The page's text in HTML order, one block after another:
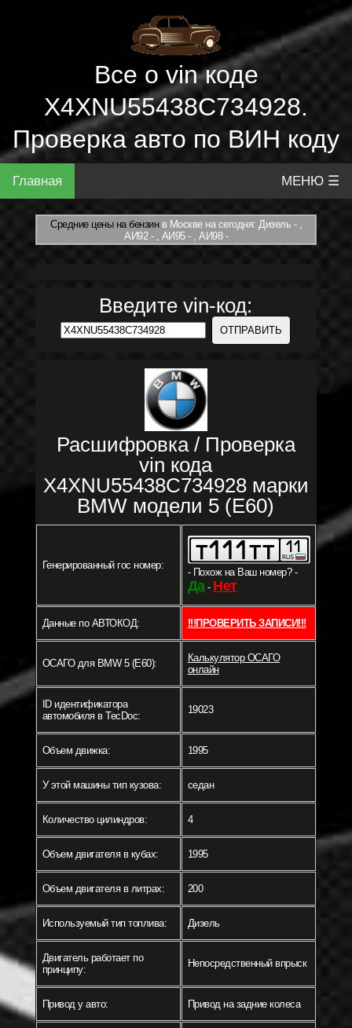
Все о vin коде
X4XNU55438C734928.
Проверка авто по ВИН коду
Главная МЕНЮ ☰
Средние цены на бензинв Москве на сегодня: Дизель - ,
АИ92 - , АИ95 - , АИ98 -
Введите vin-код:
Расшифровка / Проверка
vin кода
X4XNU55438C734928 марки
BMW модели 5 (E60)
Генерированный гос номер:
- Похож на Ваш номер? -
Да- Нет
Данные по АВТОКОД: !!!ПРОВЕРИТЬ ЗАПИСИ!!!
ОСАГО для BMW 5 (E60):
Калькулятор ОСАГО
онлайн
ID идентификатора
автомобиля в TecDoc:
19023
Объем движка: 1995
У этой машины тип кузова: седан
Количество цилиндров: 4
Объем двигателя в кубах: 1995
Объем двигателя в литрах: 200
Используемый тип топлива: Дизель
Двигатель работает по
принципу:
Непосредственный впрыск
Привод у авто: Привод на задние колеса